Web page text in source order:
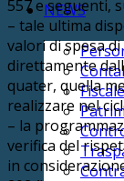
NEWS
Fiscale
557 e seguenti,
– tale ultima
valori di spesa
direttamente
quater, quella
realizzare nel
– la
verifica del
in